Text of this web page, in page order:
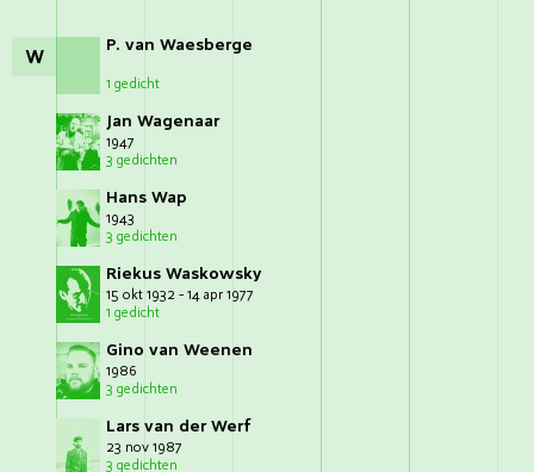
W P. van Waesberge
1 gedicht
Jan Wagenaar
1947
3 gedichten
Hans Wap
1943
3 gedichten
Riekus Waskowsky
15 okt 1932 - 14 apr 1977
1 gedicht
Gino van Weenen
1986
3 gedichten
Lars van der Werf
23 nov 1987
3 gedichten